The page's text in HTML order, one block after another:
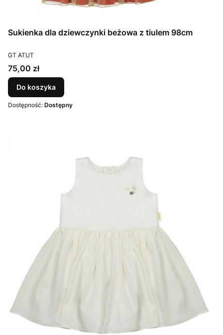
Sukienka dla dziewczynki beżowa z tiulem 98cm
PRODUCENT
GT ATUT
Cena
75,00 zł
Do koszyka
Dostępność: Dostępny